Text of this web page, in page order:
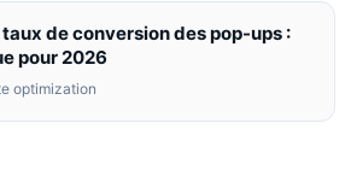
de conversion des pop-ups :
pour 2026
optimization